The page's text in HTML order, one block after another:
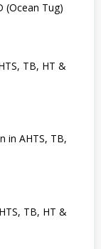
(Ocean Tug)
TB, HT &
in AHTS, TB,
TB, HT &